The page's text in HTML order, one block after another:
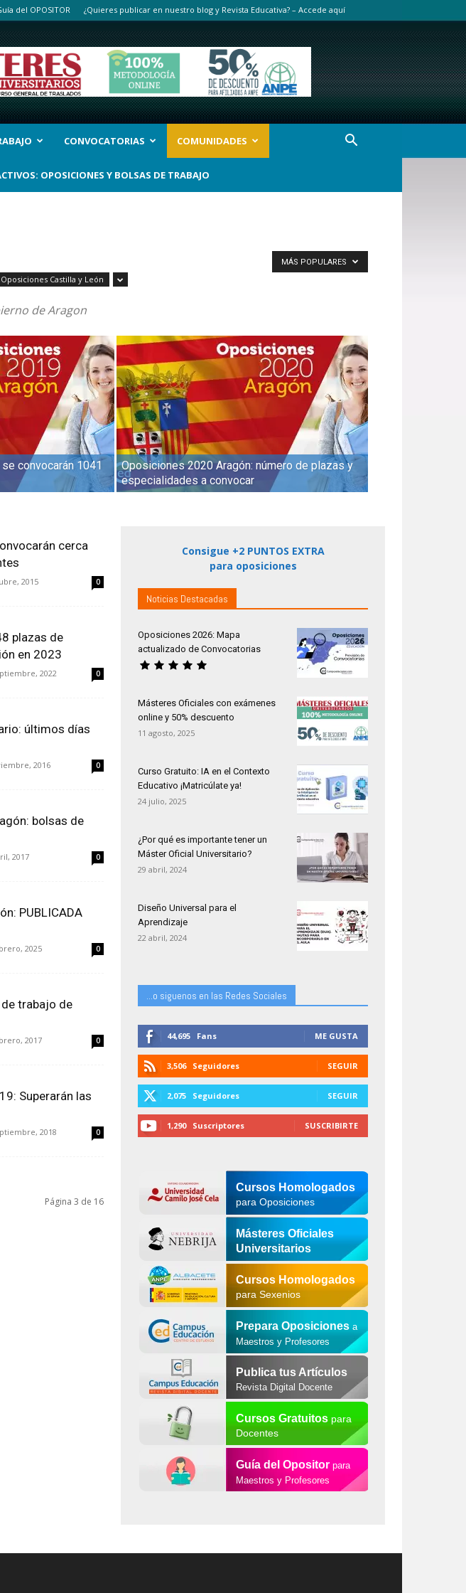
del OPOSITOR ¿Quieres publicar en nuestro blog y Revista Educativa? – Accede aquí
CONVOCATORIAS COMUNIDADES
OPOSICIONES Y BOLSAS DE TRABAJO
Oposiciones Castilla y León
de Aragon
MÁS POPULARES
convocarán 1041
Oposiciones 2020 Aragón: número de plazas y
especialidades a convocar
cerca
2015 0
plazas de
en 2023
2022 0
últimos días
2016 0
bolsas de
2017 0
PUBLICADA
2025 0
trabajo de
2017 0
Superarán las
2018 0
Página 3 de 16
Consigue +2 PUNTOS EXTRA
para oposiciones
Noticias Destacadas
Oposiciones 2026: Mapa
actualizado de Convocatorias
Másteres Oficiales con exámenes
online y 50% descuento
11 agosto, 2025
Curso Gratuito: IA en el Contexto
Educativo ¡Matricúlate ya!
24 julio, 2025
¿Por qué es importante tener un
Máster Oficial Universitario?
29 abril, 2024
Diseño Universal para el
Aprendizaje
22 abril, 2024
...o siguenos en las Redes Sociales
44,695 Fans ME GUSTA
3,506 Seguidores SEGUIR
2,075 Seguidores SEGUIR
1,290 Suscriptores SUSCRIBIRTE
Cursos Homologados
para Oposiciones
Másteres Oficiales
Universitarios
Cursos Homologados
para Sexenios
Prepara Oposiciones a
Maestros y Profesores
Publica tus Artículos
Revista Digital Docente
Cursos Gratuitospara
Docentes
Guía del Opositor para
Maestros y Profesores